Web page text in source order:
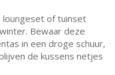
loungeset of tuinset
Bewaar deze
in een droge schuur,
de kussens netjes